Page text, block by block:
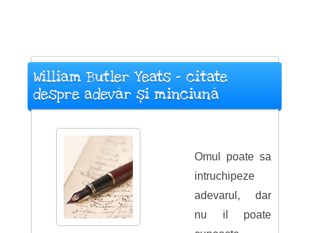
William Butler Yeats - citate
despre adevăr și minciună
Omul poate sa
intruchipeze
adevarul, dar
nu il poate